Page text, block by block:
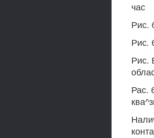
час
Рис.
Рис.
Рис.
Рас.